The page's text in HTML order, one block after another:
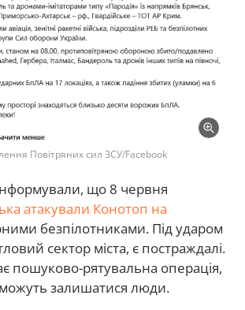
Повітряних сил ЗСУ/Facebook
що 8 червня
атакували Конотоп на
безпілотниками. Під ударом
сектор міста, є постраждалі.
пошуково-рятувальна операція,
залишатися люди.